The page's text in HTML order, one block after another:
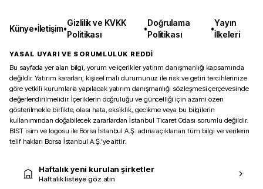
Künye•İletişim•
Gizlilik ve KVKK
Politikası
•
Doğrulama
Politikası
•
Yayın
İlkeleri
YASAL UYARI VE SORUMLULUK REDDİ
Bu sayfada yer alan bilgi, yorum ve içerikler yatırım danışmanlığı kapsamında
değildir. Yatırım kararları, kişisel mali durumunuz ile risk ve getiri tercihlerinize
göre yetkili kurumlarla yapılacak yatırım danışmanlığı sözleşmesi çerçevesinde
değerlendirilmelidir. İçeriklerin doğruluğu ve güncelliği için azami özen
gösterilmekle birlikte, olası hata, eksiklik, gecikme veya bu bilgilerin
kullanımından doğabilecek zararlardan İstanbul Ticaret Odası sorumlu değildir.
BIST isim ve logosu ile Borsa İstanbul A.Ş. adına açıklanan tüm bilgi ve verilerin
telif hakları Borsa İstanbul A.Ş.’ye aittir.
Haftalık yeni kurulan şirketler
Haftalık listeye göz atın